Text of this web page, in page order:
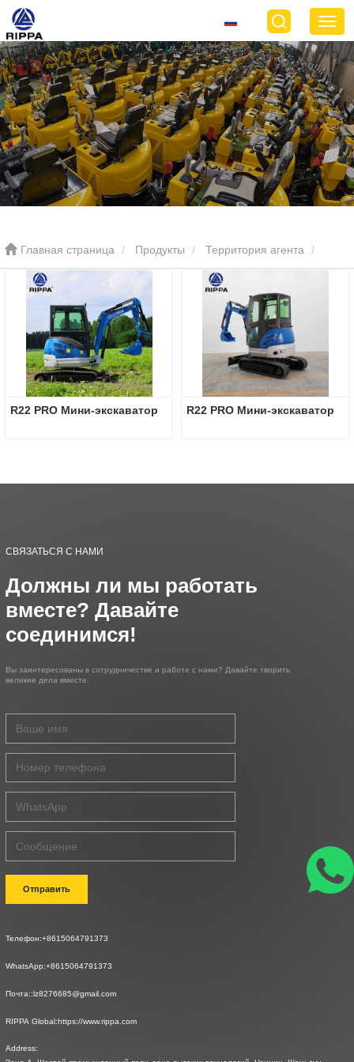
Главная страница Продукты Территория агента
Мини экскаватор R22 PRO
R22 PRO Мини-экскаватор R22 PRO Мини-экскаватор
СВЯЗАТЬСЯ С НАМИ
Должны ли мы работать
вместе? Давайте
соединимся!
Вы заинтересованы в сотрудничестве и работе с нами? Давайте творить
великие дела вместе.
Отправить
Телефон:+8615064791373
WhatsApp:+8615064791373
Почта::lz8276685@gmail.com
RIPPA Global:https://www.rippa.com
Address: